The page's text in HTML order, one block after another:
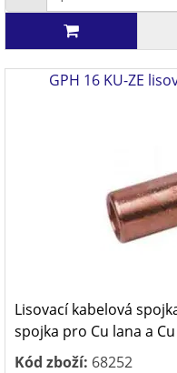
GPH 16 KU-ZE
Lisovací kabelová
spojka pro Cu lana a
Kód zboží: 68252